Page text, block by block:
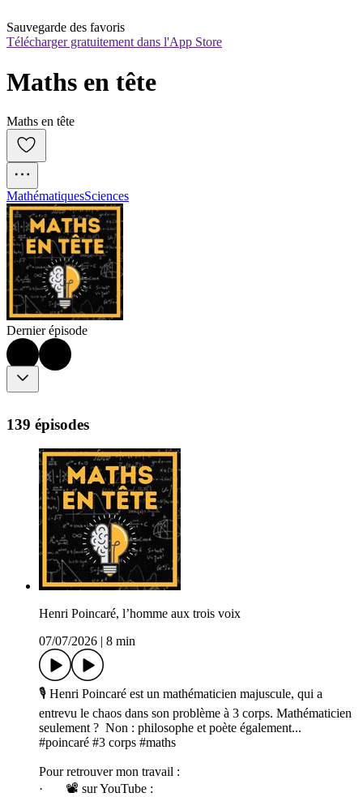
Sauvegarde des favoris
Télécharger gratuitement dans l'App Store
Maths en tête
Maths en tête
MathématiquesSciences
Dernier épisode
139 épisodes
Henri Poincaré, l’homme aux trois voix
07/07/2026
8 min
🎙️ Henri Poincaré est un mathématicien majuscule, qui a
entrevu le chaos dans son problème à 3 corps. Mathématicien
seulement ? Non : philosophe et poète également...
#poincaré #3 corps #maths
Pour retrouver mon travail :
· 📽️ sur YouTube :